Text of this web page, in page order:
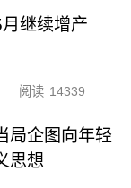
继续增产
阅读 14339
局企图向年轻
思想